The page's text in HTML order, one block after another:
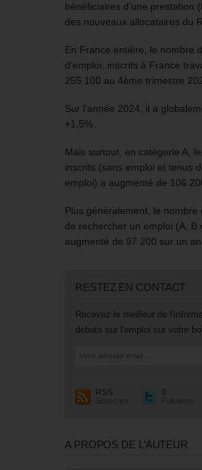
bénéficiaires d’une prestation
des nouveaux allocataires du
En France entière, le nombre
d’emploi, inscrits à France
255 100 au 4ème trimestre
Sur l’année 2024, il a
+1,5%.
Mais surtout, en catégorie A,
inscrits (sans emploi et tenus
emploi) a augmenté de 106
Plus généralement, le nombre
de rechercher un emploi (A, B
augmenté de 97 200 sur un an
RESTEZ EN CONTACT
Recevez le meilleur de
débats sur l'emploi sur votre
RSS
Souscrire
0
Followers
A PROPOS DE L’AUTEUR